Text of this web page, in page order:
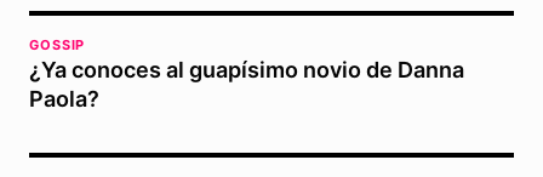
GOSSIP
¿Ya conoces al guapísimo novio de Danna
Paola?